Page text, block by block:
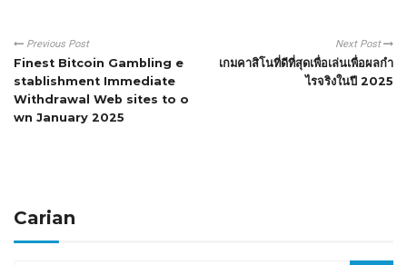
Previous Post
Finest Bitcoin Gambling e
stablishment Immediate
Withdrawal Web sites to o
wn January 2025
Next Post
เกมคาสิโนที่ดีที่สุดเพื่อเล่นเพื่อผลกำ
ไรจริงในปี 2025
Carian